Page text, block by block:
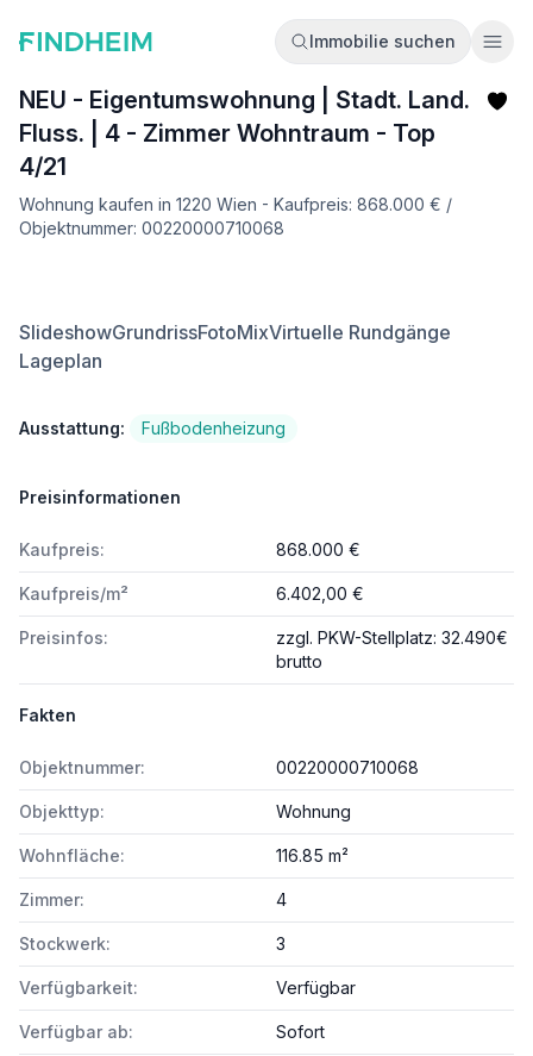
Immobilie suchen
NEU - Eigentumswohnung | Stadt. Land.
Fluss. | 4 - Zimmer Wohntraum - Top
4/21
Wohnung kaufen in 1220 Wien - Kaufpreis: 868.000 € /
Objektnummer: 00220000710068
SlideshowGrundrissFotoMixVirtuelle Rundgänge
Lageplan
Ausstattung: Fußbodenheizung
Preisinformationen
Kaufpreis: 868.000 €
Kaufpreis/m² 6.402,00 €
Preisinfos:
zzgl. PKW-Stellplatz: 32.490€
brutto
Fakten
Objektnummer: 00220000710068
Objekttyp: Wohnung
Wohnfläche: 116.85 m²
Zimmer: 4
Stockwerk: 3
Verfügbarkeit: Verfügbar
Verfügbar ab: Sofort